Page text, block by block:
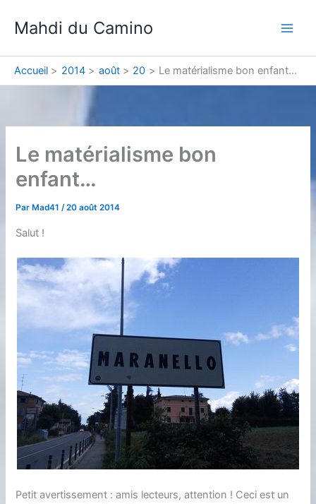
Mahdi du Camino
Accueil 2014 août 20 Le matérialisme bon enfant…
Le matérialisme bon
enfant…
Par Mad41/20 août 2014
Salut !
Petit avertissement : amis lecteurs, attention ! Ceci est un